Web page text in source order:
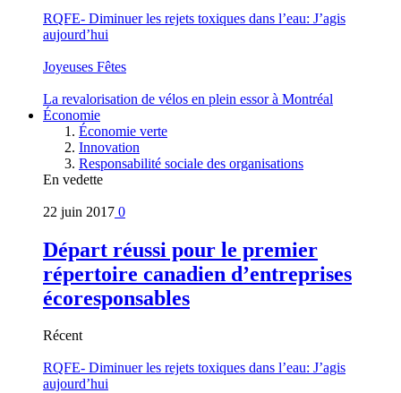
RQFE- Diminuer les rejets toxiques dans l’eau: J’agis
aujourd’hui
Joyeuses Fêtes
La revalorisation de vélos en plein essor à Montréal
Économie
Économie verte
Innovation
Responsabilité sociale des organisations
En vedette
22 juin 2017 0
Départ réussi pour le premier
répertoire canadien d’entreprises
écoresponsables
Récent
RQFE- Diminuer les rejets toxiques dans l’eau: J’agis
aujourd’hui